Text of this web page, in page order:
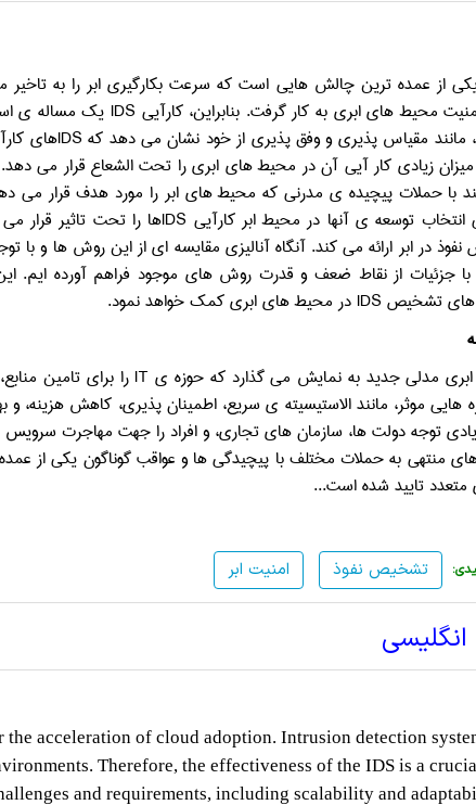
از عمده ­ترین چالش­ هایی است که سرعت بکارگیری ابر را به
محیط­ های ابری به کار گرفت. بنابراین، کارآیی IDS یک مساله­ ی
مانند مقیاس­ پذیری و وفق ­پذیری از خود نشان می ­دهد که IDSهای
زیادی کار آیی آن در محیط ­های ابری را تحت الشعاع قرار می­ دهد.
با حملات پیچیده ­ی مدرنی که محیط ­های ابر را مورد هدف قرار می­
توسعه­ ی آن­ها در محیط ابر کارآیی IDSها را تحت ­تاثیر قرار
در ابر ارائه می ­کند. آن­گاه آنالیزی مقایسه­ ای از این روش ­ها و
با جزئیات از نقاط ضعف و قدرت روش­ های موجود فراهم آورده­ ایم.
های تشخیص IDS در محیط­ های ابری کمک خواهد نمود.
ابری مدلی جدید به نمایش می­ گذارد که حوزه­ ی IT را برای تامین
­هایی موثر، مانند الاستیسیته­ ی سریع، اطمینان­ پذیری، کاهش
توجه دولت­ ها، سازمان­ های تجاری، و افراد را جهت مهاجرت
منتهی به حملات مختلف با پیچیدگی­ ها و عواقب گوناگون یکی از
متعدد تایید شده است...
امنیت ابر تشخیص نفوذ
acceleration of cloud adoption. Intrusion detection
Therefore, the effectiveness of the IDS is a
and requirements, including scalability and